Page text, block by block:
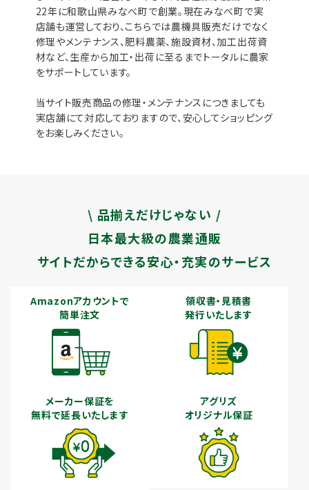
22年に和歌山県みなべ町で創業。現在みなべ町で実
店舗も運営しており、こちらでは農機具販売だけでなく
修理やメンテナンス、肥料農薬、施設資材、加工出荷資
材など、生産から加工・出荷に至るまでトータルに農家
をサポートしています。
当サイト販売商品の修理・メンテナンスにつきましても
実店舗にて対応しておりますので、安心してショッピング
をお楽しみください。
\ 品揃えだけじゃない /
日本最大級の農業通販
サイトだからできる安心・充実のサービス
Amazonアカウントで
簡単注文
領収書・見積書
発行いたします
メーカー保証を
無料で延長いたします
アグリズ
オリジナル保証